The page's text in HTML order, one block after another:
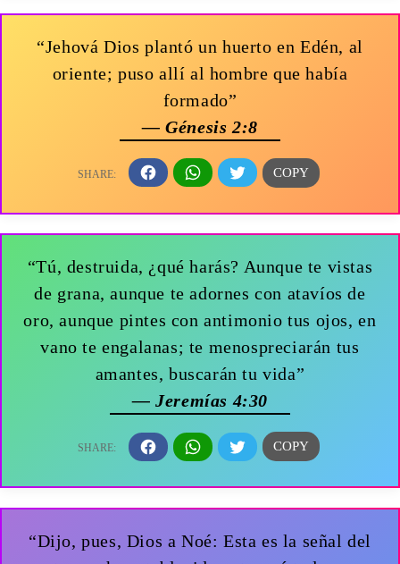
“Jehová Dios plantó un huerto en Edén, al
oriente; puso allí al hombre que había
formado”
— Génesis 2:8
“Tú, destruida, ¿qué harás? Aunque te vistas
de grana, aunque te adornes con atavíos de
oro, aunque pintes con antimonio tus ojos, en
vano te engalanas; te menospreciarán tus
amantes, buscarán tu vida”
— Jeremías 4:30
“Dijo, pues, Dios a Noé: Esta es la señal del